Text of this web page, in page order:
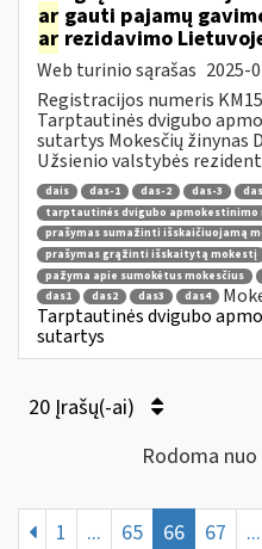
ar gauti pajamų
ar rezidavimo
Web turinio sąrašas 2025-
Registracijos numeris
Tarptautinės dvigubo
sutartys Mokesčių žinynas
Užsienio valstybės
dais das-1 das-2 das-3
tarptautinės dvigubo
prašymas sumažinti išskaičiuojamą
prašymas grąžinti išskaitytą mokestį
pažyma apie sumokėtus mokesčius
das1
das2 das3 das4
Tarptautinės dvigubo
sutartys
20 Įrašų(-ai)
Rodoma
1 ... 65 66 67 ...